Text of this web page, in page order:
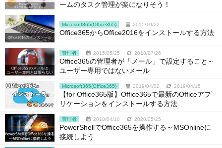
ームのタスク管理が楽になりそう！
Microsoft365(Office365) 2015/10/22
Office365からOffice2016をインストールする方法
管理者 2015/05/25 2018/07/26
Office365の管理者が「メール」で設定すること～
ユーザー専用ではないメール
Microsoft365(Office365) 2019/04/02 2019/04/15
【for Office365版】Office365で最新のOfficeアプ
リケーションをインストールする方法
管理者 2018/04/10 2020/05/25
PowerShellでOffice365を操作する～MSOnlineに
接続しよう